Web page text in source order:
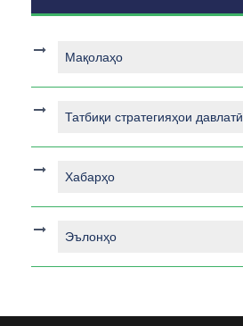
Мақолаҳо
Татбиқи стратегияҳои давлатӣ
Хабарҳо
Эълонҳо